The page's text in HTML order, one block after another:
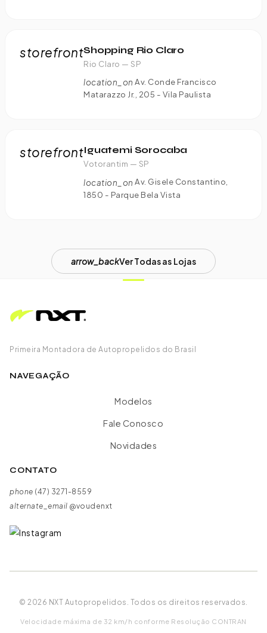
storefrontShopping Rio Claro
Rio Claro — SP
location_on Av. Conde Francisco
Matarazzo Jr., 205 - Vila Paulista
storefrontIguatemi Sorocaba
Votorantim — SP
location_on Av. Gisele Constantino,
1850 - Parque Bela Vista
arrow_backVer Todas as Lojas
Primeira Montadora de Autopropelidos do Brasil
NAVEGAÇÃO
Modelos
Fale Conosco
Novidades
CONTATO
phone (47) 3271-8559
alternate_email @voudenxt
© 2026 NXT Autopropelidos. Todos os direitos reservados.
Velocidade máxima de 32 km/h conforme Resolução CONTRAN